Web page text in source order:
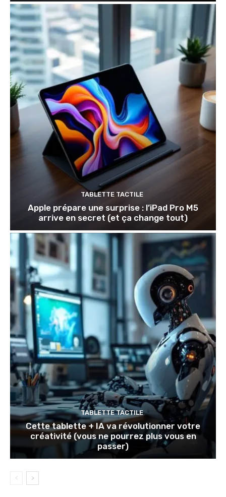
TABLETTE TACTILE
Apple prépare une surprise : l’iPad Pro M5
arrive en secret (et ça change tout)
TABLETTE TACTILE
Cette tablette + IA va révolutionner votre
créativité (vous ne pourrez plus vous en
passer)